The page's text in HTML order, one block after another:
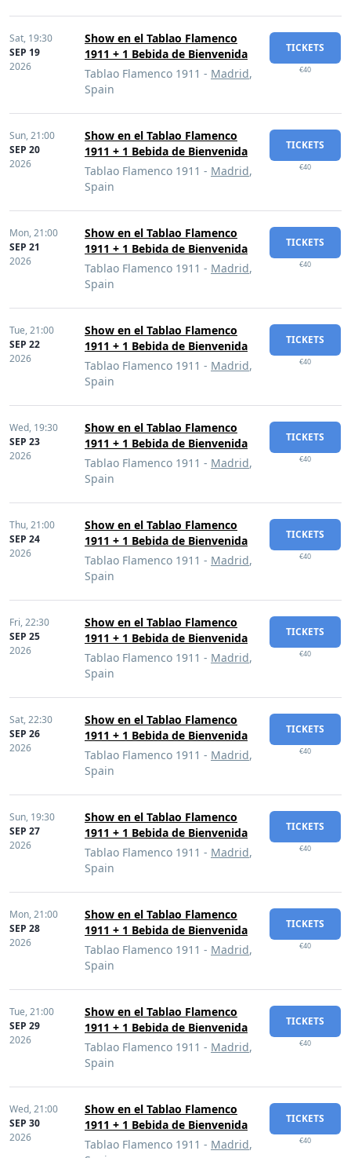
Sat, 19:30
SEP 19
2026
Show en el Tablao Flamenco
1911 + 1 Bebida de Bienvenida
Tablao Flamenco 1911 - Madrid,
Spain
TICKETS
€40
Sun,21:00
SEP 20
2026
Show en el Tablao Flamenco
1911 + 1 Bebida de Bienvenida
Tablao Flamenco 1911 - Madrid,
Spain
TICKETS
€40
Mon,21:00
SEP 21
2026
Show en el Tablao Flamenco
1911 + 1 Bebida de Bienvenida
Tablao Flamenco 1911 - Madrid,
Spain
TICKETS
€40
Tue,21:00
SEP 22
2026
Show en el Tablao Flamenco
1911 + 1 Bebida de Bienvenida
Tablao Flamenco 1911 - Madrid,
Spain
TICKETS
€40
Wed, 19:30
SEP 23
2026
Show en el Tablao Flamenco
1911 + 1 Bebida de Bienvenida
Tablao Flamenco 1911 - Madrid,
Spain
TICKETS
€40
Thu,21:00
SEP 24
2026
Show en el Tablao Flamenco
1911 + 1 Bebida de Bienvenida
Tablao Flamenco 1911 - Madrid,
Spain
TICKETS
€40
Fri,22:30
SEP 25
2026
Show en el Tablao Flamenco
1911 + 1 Bebida de Bienvenida
Tablao Flamenco 1911 - Madrid,
Spain
TICKETS
€40
Sat,22:30
SEP 26
2026
Show en el Tablao Flamenco
1911 + 1 Bebida de Bienvenida
Tablao Flamenco 1911 - Madrid,
Spain
TICKETS
€40
Sun, 19:30
SEP 27
2026
Show en el Tablao Flamenco
1911 + 1 Bebida de Bienvenida
Tablao Flamenco 1911 - Madrid,
Spain
TICKETS
€40
Mon,21:00
SEP 28
2026
Show en el Tablao Flamenco
1911 + 1 Bebida de Bienvenida
Tablao Flamenco 1911 - Madrid,
Spain
TICKETS
€40
Tue,21:00
SEP 29
2026
Show en el Tablao Flamenco
1911 + 1 Bebida de Bienvenida
Tablao Flamenco 1911 - Madrid,
Spain
TICKETS
€40
Wed,21:00
SEP 30
2026
Show en el Tablao Flamenco
1911 + 1 Bebida de Bienvenida
Tablao Flamenco 1911 - Madrid,
TICKETS
€40